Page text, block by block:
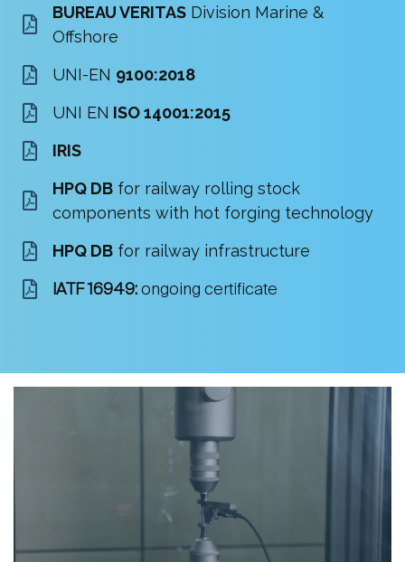
BUREAU VERITASDivision Marine &
Offshore
UNI-EN 9100:2018
UNI EN ISO 14001:2015
IRIS
HPQ DBfor railway rolling stock
components with hot forging technology
HPQ DBfor railway infrastructure
IATF 16949:ongoing certificate